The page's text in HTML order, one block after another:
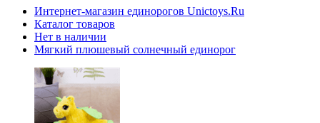
Интернет-магазин единорогов Unictoys.Ru
Каталог товаров
Нет в наличии
Мягкий плюшевый солнечный единорог